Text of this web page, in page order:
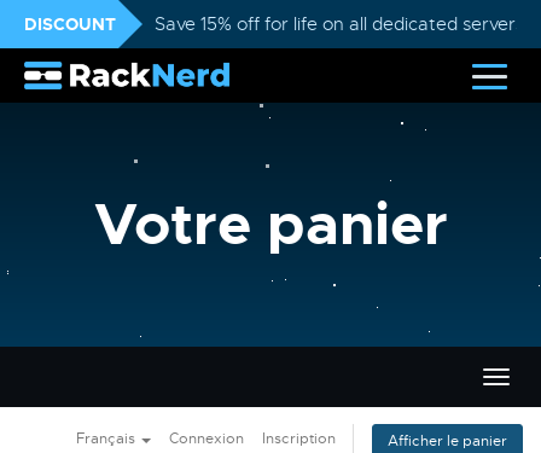
DISCOUNT Save 15% off for life on all dedicated servers
Votre panier
la
Français Connexion Inscription Afficher le panier